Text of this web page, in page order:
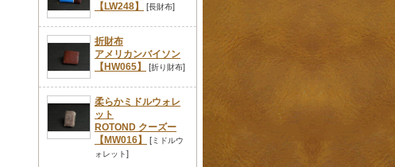
【LW248】
[長財布]
折財布
アメリカンバイソン
【HW065】
[折り財布]
柔らかミドルウォレ
ット
ROTOND クーズー
【MW016】
[ミドルウ
ォレット]